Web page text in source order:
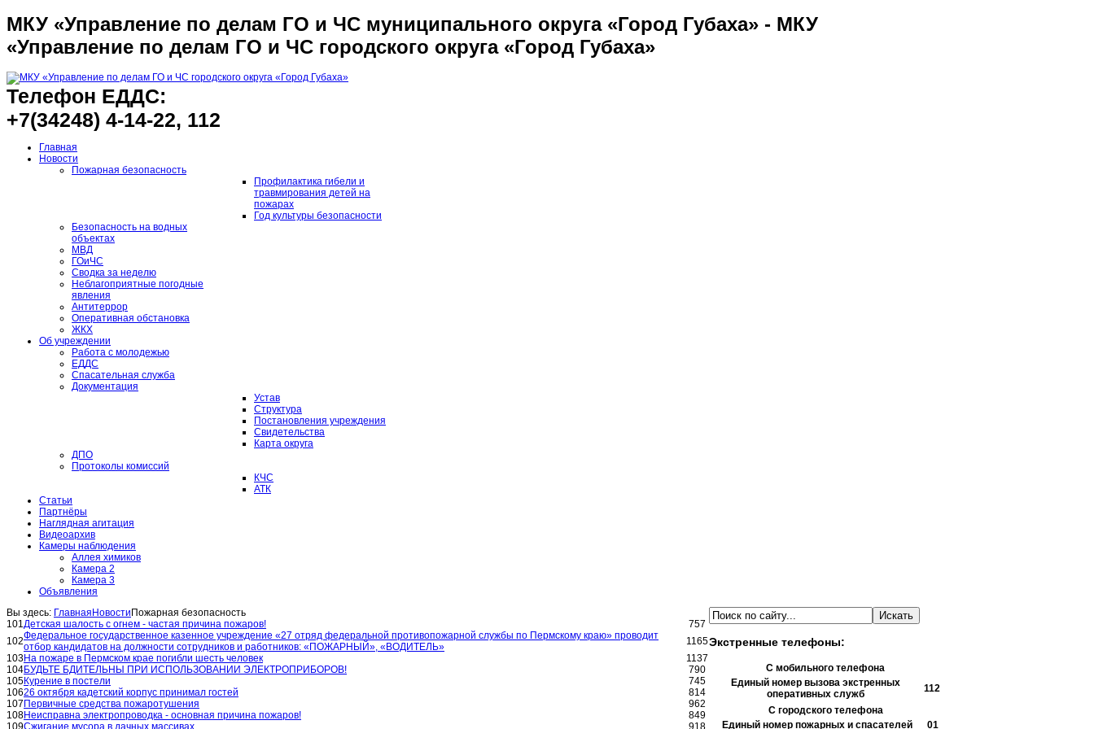
МКУ «Управление по делам ГО и ЧС муниципального округа «Город Губаха» - МКУ
«Управление по делам ГО и ЧС городского округа «Город Губаха»
Телефон ЕДДС:
+7(34248) 4-14-22, 112
Главная
Новости
Пожарная безопасность
Профилактика гибели и
травмирования детей на
пожарах
Год культуры безопасности
Безопасность на водных
объектах
МВД
ГОиЧС
Сводка за неделю
Неблагоприятные погодные
явления
Антитеррор
Оперативная обстановка
ЖКХ
Об учреждении
Работа с молодежью
ЕДДС
Спасательная служба
Документация
Устав
Структура
Постановления учреждения
Свидетельства
Карта округа
ДПО
Протоколы комиссий
КЧС
АТК
Статьи
Партнёры
Наглядная агитация
Видеоархив
Камеры наблюдения
Аллея химиков
Камера 2
Камера 3
Объявления
Вы здесь: Главная Новости Пожарная безопасность
101Детская шалость с огнем - частая причина пожаров!
757
102Федеральное государственное казенное учреждение «27 отряд федеральной противопожарной службы по Пермскому краю» проводит
отбор кандидатов на должности сотрудников и работников: «ПОЖАРНЫЙ», «ВОДИТЕЛЬ»
1165
103На пожаре в Пермском крае погибли шесть человек
1137
104БУДЬТЕ БДИТЕЛЬНЫ ПРИ ИСПОЛЬЗОВАНИИ ЭЛЕКТРОПРИБОРОВ!
790
105Курение в постели
745
10626 октября кадетский корпус принимал гостей
814
107 Первичные средства пожаротушения
962
108Неисправна электропроводка - основная причина пожаров!
849
109Сжигание мусора в дачных массивах 918
Экстренные телефоны:
С мобильного телефона
Единый номер вызова экстренных
оперативных служб
112
С городского телефона
Единый номер пожарных и спасателей
01